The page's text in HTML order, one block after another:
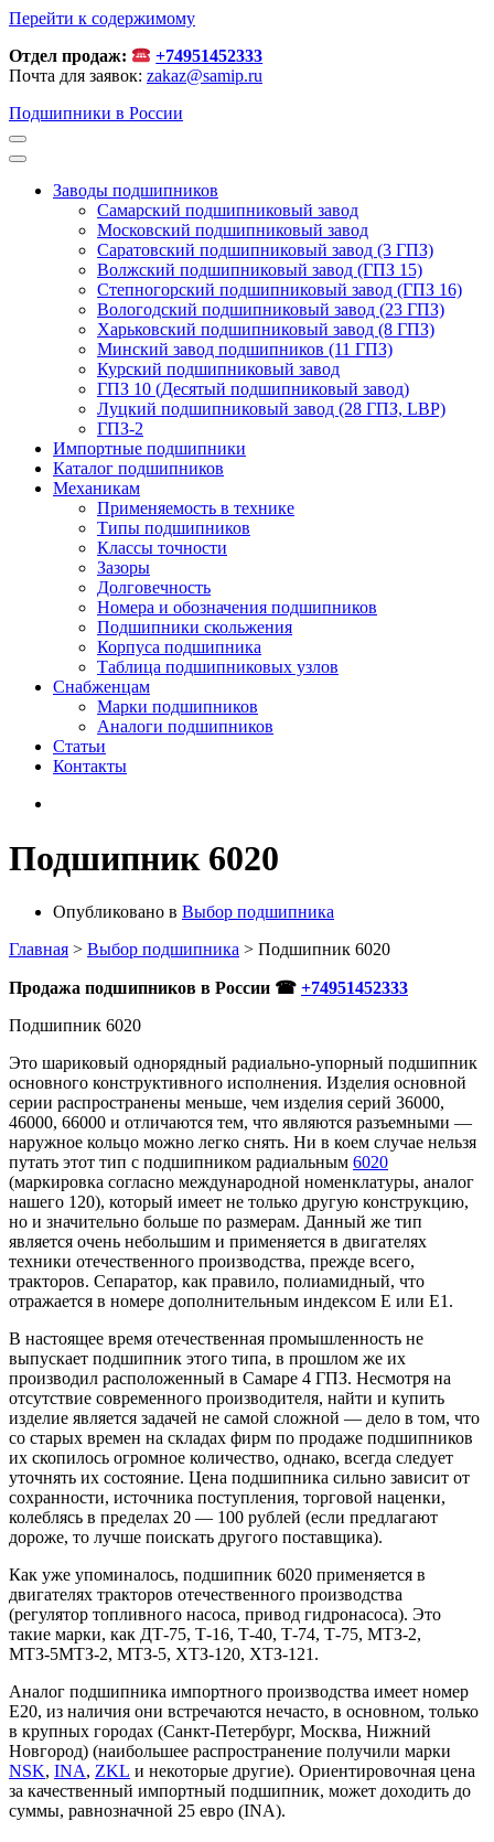
Перейти к содержимому
Отдел продаж:
+74951452333
Почта для заявок: zakaz@samip.ru
Подшипники в России
Заводы подшипников
Cамарский подшипниковый завод
Московский подшипниковый завод
Саратовский подшипниковый завод (3 ГПЗ)
Волжский подшипниковый завод (ГПЗ 15)
Степногорский подшипниковый завод (ГПЗ 16)
Вологодский подшипниковый завод (23 ГПЗ)
Харьковский подшипниковый завод (8 ГПЗ)
Минский завод подшипников (11 ГПЗ)
Курский подшипниковый завод
ГПЗ 10 (Десятый подшипниковый завод)
Луцкий подшипниковый завод (28 ГПЗ, LBP)
ГПЗ-2
Импортные подшипники
Каталог подшипников
Механикам
Применяемость в технике
Типы подшипников
Классы точности
Зазоры
Долговечность
Номера и обозначения подшипников
Подшипники скольжения
Корпуса подшипника
Таблица подшипниковых узлов
Снабженцам
Марки подшипников
Аналоги подшипников
Статьи
Контакты
Подшипник 6020
Опубликовано в Выбор подшипника
Главная > Выбор подшипника > Подшипник 6020
Продажа подшипников в России ☎ +74951452333
Подшипник 6020
Это шариковый однорядный радиально-упорный подшипник
основного конструктивного исполнения. Изделия основной
серии распространены меньше, чем изделия серий 36000,
46000, 66000 и отличаются тем, что являются разъемными —
наружное кольцо можно легко снять. Ни в коем случае нельзя
путать этот тип с подшипником радиальным 6020
(маркировка согласно международной номенклатуры, аналог
нашего 120), который имеет не только другую конструкцию,
но и значительно больше по размерам. Данный же тип
является очень небольшим и применяется в двигателях
техники отечественного производства, прежде всего,
тракторов. Сепаратор, как правило, полиамидный, что
отражается в номере дополнительным индексом Е или Е1.
В настоящее время отечественная промышленность не
выпускает подшипник этого типа, в прошлом же их
производил расположенный в Самаре 4 ГПЗ. Несмотря на
отсутствие современного производителя, найти и купить
изделие является задачей не самой сложной — дело в том, что
со старых времен на складах фирм по продаже подшипников
их скопилось огромное количество, однако, всегда следует
уточнять их состояние. Цена подшипника сильно зависит от
сохранности, источника поступления, торговой наценки,
колеблясь в пределах 20 — 100 рублей (если предлагают
дороже, то лучше поискать другого поставщика).
Как уже упоминалось, подшипник 6020 применяется в
двигателях тракторов отечественного производства
(регулятор топливного насоса, привод гидронасоса). Это
такие марки, как ДТ-75, Т-16, Т-40, Т-74, Т-75, МТЗ-2,
МТЗ-5МТЗ-2, МТЗ-5, ХТЗ-120, ХТЗ-121.
Аналог подшипника импортного производства имеет номер
Е20, из наличия они встречаются нечасто, в основном, только
в крупных городах (Санкт-Петербург, Москва, Нижний
Новгород) (наибольшее распространение получили марки
NSK, INA, ZKL и некоторые другие). Ориентировочная цена
за качественный импортный подшипник, может доходить до
суммы, равнозначной 25 евро (INA).